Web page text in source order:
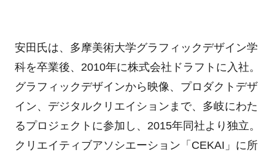
安田氏は、多摩美術大学グラフィックデザイン学
科を卒業後、 2010年に株式会社ドラフトに入社。
グラフィックデザインから映像、プロダクトデザ
イン、デジタルクリエイションまで、多岐にわた
るプロジェクトに参加し、 2015年同社より独立。
クリエイティブアソシエーション「 CEKAI 」に所